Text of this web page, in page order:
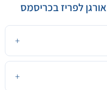
לפריז בכריסמס